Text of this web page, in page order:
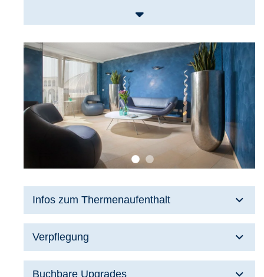
Infos zum Thermenaufenthalt
Verpflegung
Buchbare Upgrades